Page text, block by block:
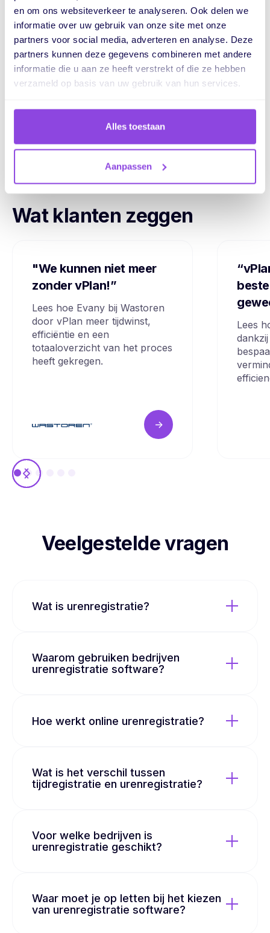
en om ons websiteverkeer te analyseren. Ook delen we
informatie over uw gebruik van onze site met onze
partners voor social media, adverteren en analyse. Deze
partners kunnen deze gegevens combineren met andere
informatie die u aan ze heeft verstrekt of die ze hebben
verzameld op basis van uw gebruik van hun services.
Alles toestaan
Aanpassen
plannen kan zijn
Een goede planning hoeft geen uitdaging te
zijn. Met vPlan werk je slimmer, niet harder.
Van eenvoudige workflows tot realtime
samenwerking.
Probeer gratis -> Boek eengratisdemo
Wat klanten zeggen
"We kunnen niet meer
zonder vPlan!”
Lees hoe Evany bij Wastoren
door vPlan meer tijdwinst,
efficiëntie en een
totaaloverzicht van het proces
heeft gekregen.
->
Lees
Veelgestelde vragen
Wat is urenregistratie?
Waarom gebruiken bedrijven
urenregistratie software?
Hoe werkt online urenregistratie?
Wat is het verschil tussen
tijdregistratie en urenregistratie?
Voor welke bedrijven is
urenregistratie geschikt?
Waar moet je op letten bij het kiezen
van urenregistratie software?